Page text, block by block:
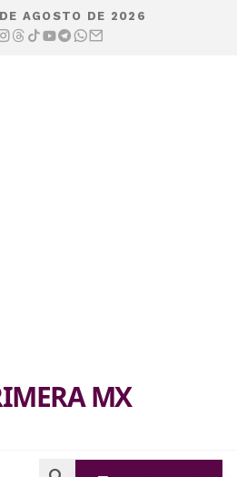
AGOSTO DE 2026
MX